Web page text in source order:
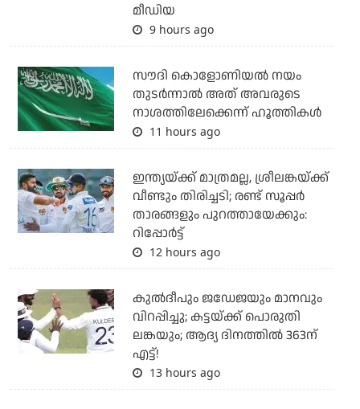
മീഡിയ
9 hours ago
സൗദി കൊളോണിയല്‍ നയം
തുടര്‍ന്നാല്‍ അത് അവരുടെ
നാശത്തിലേക്കെന്ന് ഹൂത്തികള്‍
11 hours ago
ഇന്ത്യയ്ക്ക് മാത്രമല്ല, ശ്രീലങ്കയ്ക്ക്
വീണ്ടും തിരിച്ചടി; രണ്ട് സൂപ്പര്‍
താരങ്ങളും പുറത്തായേക്കും:
റിപ്പോര്‍ട്ട്
12 hours ago
കുല്‍ദീപും ജഡേജയും മാനവും
വിറപ്പിച്ചു; കട്ടയ്ക്ക് പൊരുതി
ലങ്കയും; ആദ്യ ദിനത്തില്‍ 363ന്
എട്ട്!
13 hours ago